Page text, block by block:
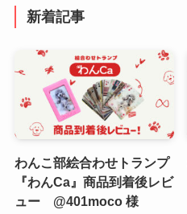
新着記事
わんこ部絵合わせトランプ
『わんCa』商品到着後レビ
ュー @401moco 様